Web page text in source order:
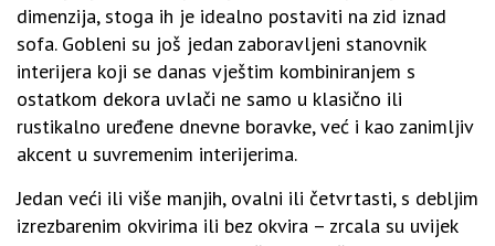
dimenzija, stoga ih je idealno postaviti na zid iznad
sofa. Gobleni su još jedan zaboravljeni stanovnik
interijera koji se danas vještim kombiniranjem s
ostatkom dekora uvlači ne samo u klasično ili
rustikalno uređene dnevne boravke, već i kao zanimljiv
akcent u suvremenim interijerima.
Jedan veći ili više manjih, ovalni ili četvrtasti, s debljim
izrezbarenim okvirima ili bez okvira – zrcala su uvijek